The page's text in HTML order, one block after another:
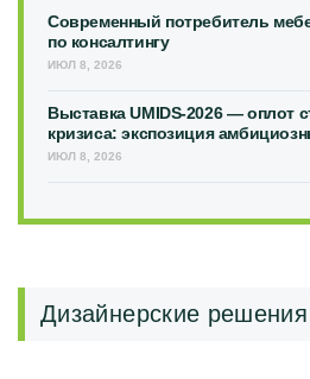
Современный потребитель
по консалтингу
ИЮЛ 8, 2026
Выставка UMIDS-2026 — оплот
кризиса: экспозиция
ИЮЛ 8, 2026
Дизайнерские решения